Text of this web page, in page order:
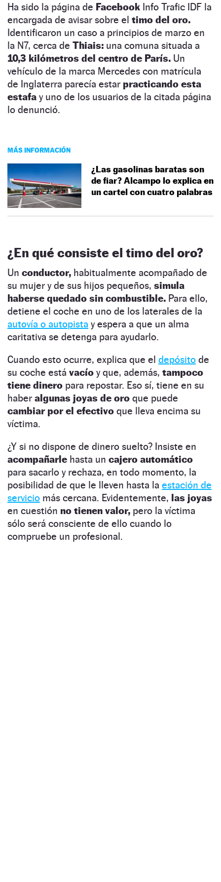
Ha sido la página de Facebook Info Trafic IDF la
encargada de avisar sobre el timo del oro.
Identificaron un caso a principios de marzo en
la N7, cerca de Thiais: una comuna situada a
10,3 kilómetros del centro de París. Un
vehículo de la marca Mercedes con matrícula
de Inglaterra parecía estar practicando esta
estafa y uno de los usuarios de la citada página
lo denunció.
MÁS INFORMACIÓN
¿Las gasolinas baratas son
de fiar? Alcampo lo explica en
un cartel con cuatro palabras
¿En qué consiste el timo del oro?
Un conductor, habitualmente acompañado de
su mujer y de sus hijos pequeños, simula
haberse quedado sin combustible. Para ello,
detiene el coche en uno de los laterales de la
autovía o autopista y espera a que un alma
caritativa se detenga para ayudarlo.
Cuando esto ocurre, explica que el depósito de
su coche está vacío y que, además, tampoco
tiene dinero para repostar. Eso sí, tiene en su
haber algunas joyas de oro que puede
cambiar por el efectivo que lleva encima su
víctima.
¿Y si no dispone de dinero suelto? Insiste en
acompañarle hasta un cajero automático
para sacarlo y rechaza, en todo momento, la
posibilidad de que le lleven hasta la estación de
servicio más cercana. Evidentemente, las joyas
en cuestión no tienen valor, pero la víctima
sólo será consciente de ello cuando lo
compruebe un profesional.